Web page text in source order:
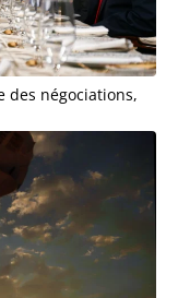
des négociations,